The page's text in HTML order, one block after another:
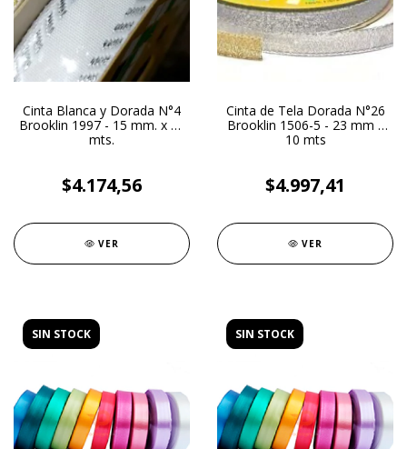
Cinta Blanca y Dorada N°4
Brooklin 1997 - 15 mm. x 10
mts.
$4.174,56
VER
Cinta de Tela Dorada N°26
Brooklin 1506-5 - 23 mm x
10 mts
$4.997,41
VER
SIN STOCK SIN STOCK